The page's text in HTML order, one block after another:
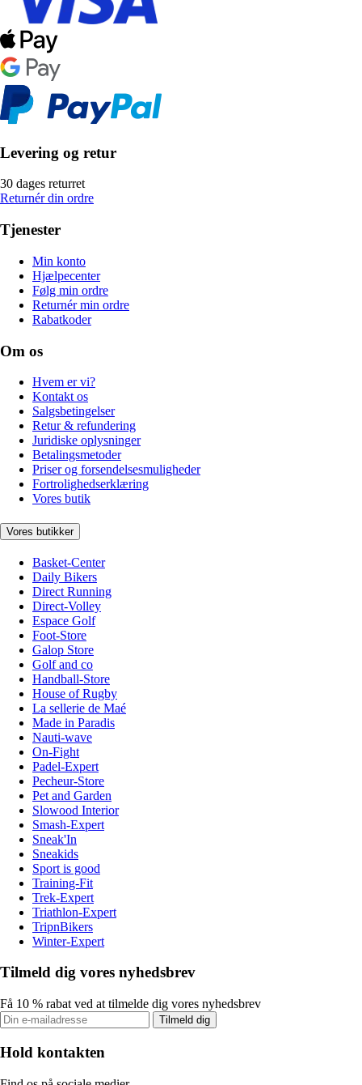
Levering og retur
30 dages returret
Returnér din ordre
Tjenester
Min konto
Hjælpecenter
Følg min ordre
Returnér min ordre
Rabatkoder
Om os
Hvem er vi?
Kontakt os
Salgsbetingelser
Retur & refundering
Juridiske oplysninger
Betalingsmetoder
Priser og forsendelsesmuligheder
Fortrolighedserklæring
Vores butik
Vores butikker
Basket-Center
Daily Bikers
Direct Running
Direct-Volley
Espace Golf
Foot-Store
Galop Store
Golf and co
Handball-Store
House of Rugby
La sellerie de Maé
Made in Paradis
Nauti-wave
On-Fight
Padel-Expert
Pecheur-Store
Pet and Garden
Slowood Interior
Smash-Expert
Sneak'In
Sneakids
Sport is good
Training-Fit
Trek-Expert
Triathlon-Expert
TripnBikers
Winter-Expert
Tilmeld dig vores nyhedsbrev
Få 10 % rabat ved at tilmelde dig vores nyhedsbrev
Tilmeld dig
Hold kontakten